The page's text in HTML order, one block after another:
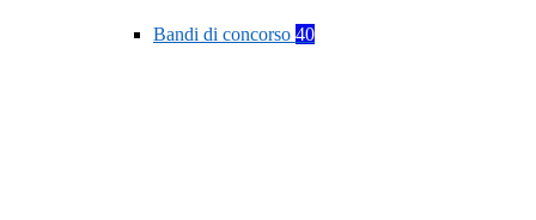
Bandi di concorso 40